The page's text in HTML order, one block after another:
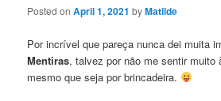
Posted onApril 1, 2021 byMatilde
Por incrível que pareça nunca dei muita
Mentiras, talvez por não me sentir muito
mesmo que seja por brincadeira.